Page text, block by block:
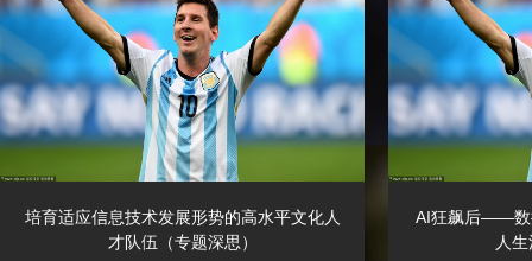
培育适应信息技术发展形势的高水平文化人
才队伍（专题深思）
AI狂飙后——数
人